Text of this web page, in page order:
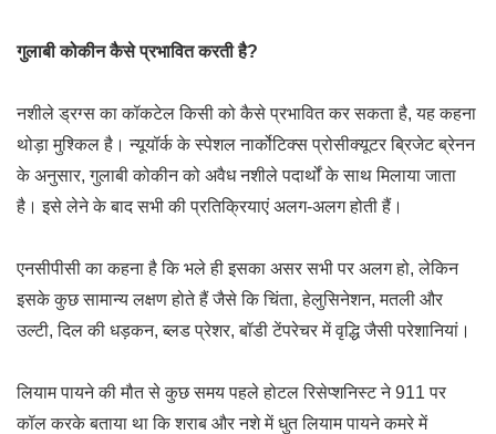
गुलाबी कोकीन कैसे प्रभावित करती है?
नशीले ड्रग्स का कॉकटेल किसी को कैसे प्रभावित कर सकता है, यह कहना
थोड़ा मुश्किल है। न्यूयॉर्क के स्पेशल नार्कोटिक्स प्रोसीक्यूटर ब्रिजेट ब्रेनन
के अनुसार, गुलाबी कोकीन को अवैध नशीले पदार्थों के साथ मिलाया जाता
है। इसे लेने के बाद सभी की प्रतिक्रियाएं अलग-अलग होती हैं।
एनसीपीसी का कहना है कि भले ही इसका असर सभी पर अलग हो, लेकिन
इसके कुछ सामान्य लक्षण होते हैं जैसे कि चिंता, हेलुसिनेशन, मतली और
उल्टी, दिल की धड़कन, ब्लड प्रेशर, बॉडी टेंपरेचर में वृद्धि जैसी परेशानियां।
लियाम पायने की मौत से कुछ समय पहले होटल रिसेप्शनिस्ट ने 911 पर
कॉल करके बताया था कि शराब और नशे में धुत लियाम पायने कमरे में